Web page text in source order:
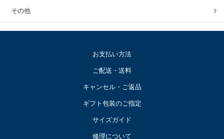
その他
お支払い方法
ご配送・送料
キャンセル・ご返品
ギフト包装のご指定
サイズガイド
修理について